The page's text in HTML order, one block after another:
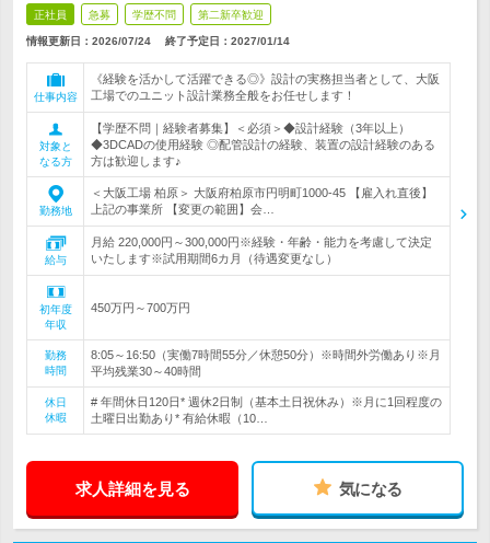
正社員 急募 学歴不問 第二新卒歓迎
情報更新日：2026/07/24 終了予定日： 2027/01/14
仕事内容
《経験を活かして活躍できる◎》設計の実務担当者として、大阪
工場でのユニット設計業務全般をお任せします！
対象と
なる方
【学歴不問｜経験者募集】＜必須＞◆設計経験（3年以上）
◆3DCADの使用経験 ◎配管設計の経験、装置の設計経験のある
方は歓迎します♪
勤務地
＜大阪工場 柏原＞ 大阪府柏原市円明町1000-45 【雇入れ直後】
上記の事業所 【変更の範囲】会…
給与
月給 220,000円～300,000円※経験・年齢・能力を考慮して決定
いたします※試用期間6カ月（待遇変更なし）
初年度
年収
450万円～700万円
勤務
時間
8:05～16:50（実働7時間55分／休憩50分）※時間外労働あり※月
平均残業30～40時間
休日
休暇
# 年間休日120日* 週休2日制（基本土日祝休み）※月に1回程度の
土曜日出勤あり* 有給休暇（10…
求人詳細を見る 気になる